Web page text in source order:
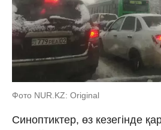
Фото NUR.KZ: Original
Синоптиктер, өз кезегінде